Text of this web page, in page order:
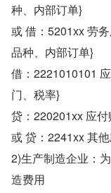
种、内部订单}
或 借：5201xx 劳
品种、内部订单}
借：2221010101
门、税率}
贷：220201xx 应
或 贷：2241xx 其
2)生产制造企业：
造费用